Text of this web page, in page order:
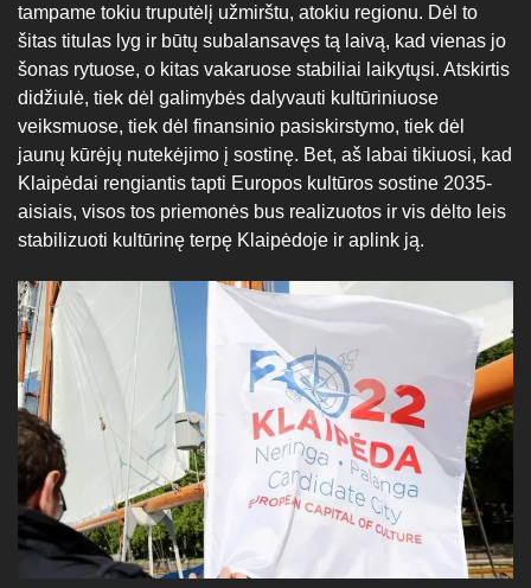
tampame tokiu truputėlį užmirštu, atokiu regionu. Dėl to
šitas titulas lyg ir būtų subalansavęs tą laivą, kad vienas jo
šonas rytuose, o kitas vakaruose stabiliai laikytųsi. Atskirtis
didžiulė, tiek dėl galimybės dalyvauti kultūriniuose
veiksmuose, tiek dėl finansinio pasiskirstymo, tiek dėl
jaunų kūrėjų nutekėjimo į sostinę. Bet, aš labai tikiuosi, kad
Klaipėdai rengiantis tapti Europos kultūros sostine 2035-
aisiais, visos tos priemonės bus realizuotos ir vis dėlto leis
stabilizuoti kultūrinę terpę Klaipėdoje ir aplink ją.